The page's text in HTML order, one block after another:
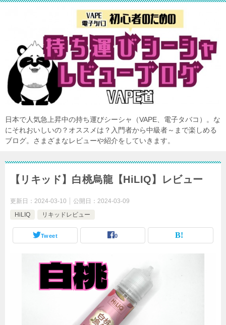
日本で人気急上昇中の持ち運びシーシャ（VAPE、電子タバコ）。な
にそれおいしいの？オススメは？入門者から中級者～まで楽しめる
ブログ。さまざまなレビューや紹介をしていきます。
【リキッド】白桃烏龍【HiLIQ】レビュー
更新日： 2024-03-10 公開日： 2024-03-09
HiLIQ
リキッドレビュー
Tweet 0